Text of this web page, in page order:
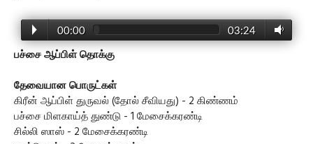
00:00 03:24
பச்சை ஆப்பிள் தொக்கு
தேவையான பொருட்கள்
கிரீன் ஆப்பிள் துருவல் (தோல் சீவியது) - 2 கிண்ணம்
பச்சை மிளகாய்த் துண்டு - 1 மேசைக்கரண்டி
சில்லி ஸாஸ் - 2 மேசைக்கரண்டி